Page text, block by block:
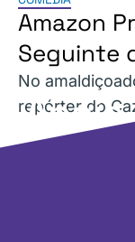
Amazon
Seguinte
No
repórter do
Apoie